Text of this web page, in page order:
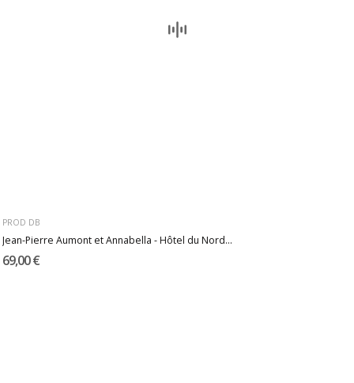
PROD DB
Jean-Pierre Aumont et Annabella - Hôtel du Nord...
69,00 €